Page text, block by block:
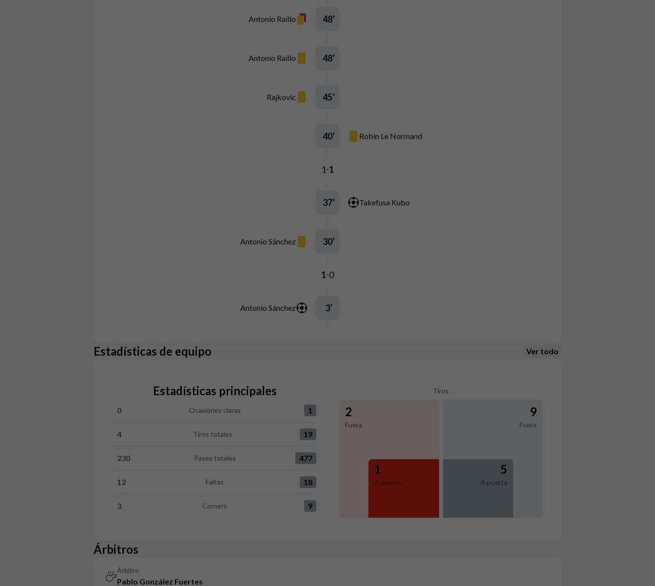
Antonio Raíllo 48’
Antonio Raíllo 48’
Rajkovic 45’
Robin Le Normand
40’
1-1
Takefusa Kubo
37’
Antonio Sánchez 30’
1-0
Antonio Sánchez 3’
Estadísticas de equipo Ver todo
Estadísticas principales
Ocasiones claras:RCD Mallorca 0 versus Real Sociedad 1
0 Ocasiones claras 1
Tiros totales:RCD Mallorca 4 versus Real Sociedad 19
4 Tiros totales 19
Pases totales:RCD Mallorca 230 versus Real Sociedad 477
230 Pases totales 477
Faltas:RCD Mallorca 12 versus Real Sociedad 18
12 Faltas 18
Corners:RCD Mallorca 3 versus Real Sociedad 9
3 Corners 9
Tiros
2
Fuera
1
A puerta
9
Fuera
5
A puerta
Árbitros
Árbitro
Pablo González Fuertes